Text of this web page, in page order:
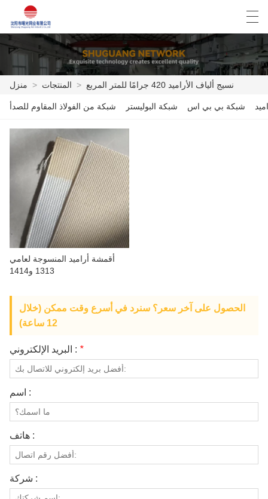
مصنع العرض
الاتصال بنا
معلومات عنا
العربية Deutsch English Español
منزل > المنتجات > نسيج ألياف الأراميد 420 جرامًا للمتر المربع
شبكة من الفولاذ المقاوم للصدأ شبكة البوليستر شبكة بي بي اس
أقمشة أراميد المنسوجة لعامي
1313 و1414
الحصول على آخر سعر؟ سنرد في أسرع وقت ممكن (خلال
12 ساعة)
البريد الإلكتروني : *
اسم :
هاتف :
شركة :